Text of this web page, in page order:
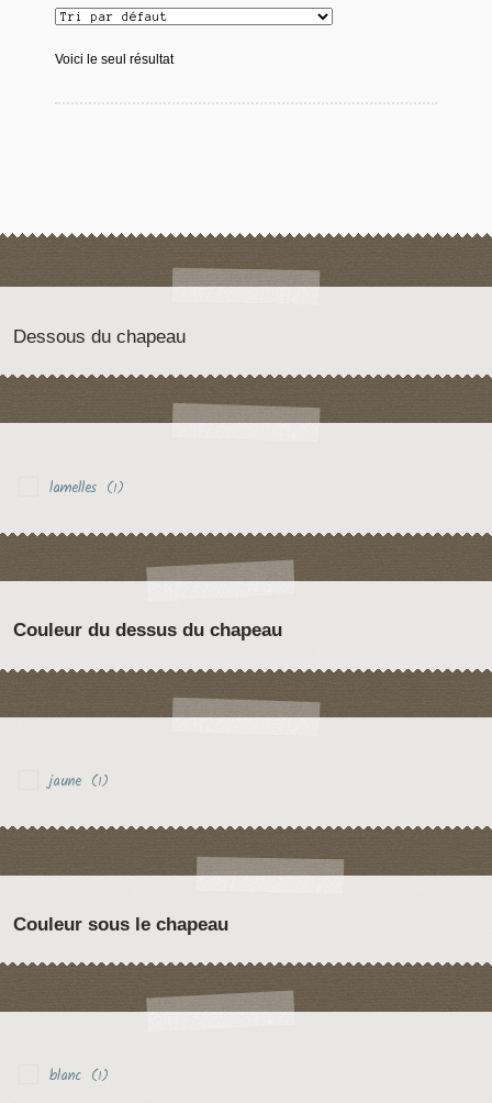
Voici le seul résultat
Dessous du chapeau
lamelles (1)
Couleur du dessus du chapeau
jaune (1)
Couleur sous le chapeau
blanc (1)